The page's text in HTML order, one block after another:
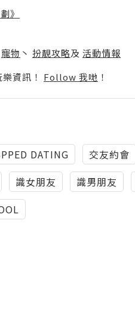
》
寵物 丶 扮靚攻略及 活動情報
資訊！ Follow 我哋 ！
DATING 交友約會
識女朋友 識男朋友